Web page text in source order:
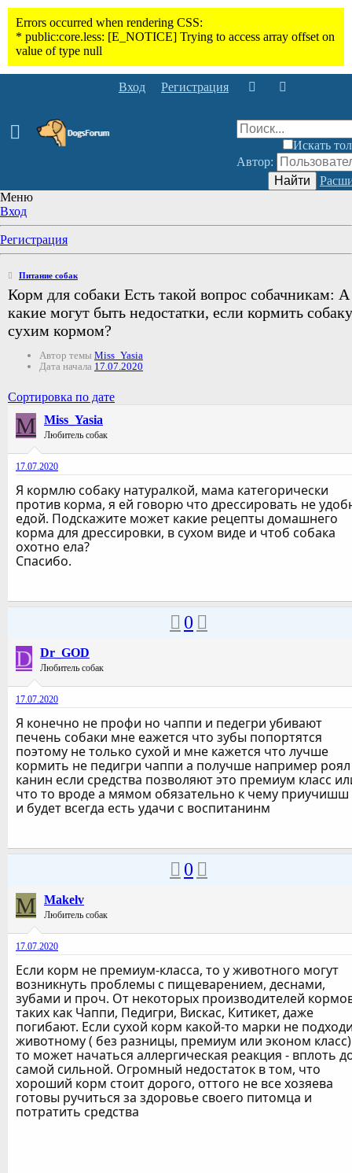
Вход Регистрация
Искать
Автор:
Найти
Меню
Вход
Регистрация
Питание собак
Корм для собаки Есть такой вопрос собачникам: А
какие могут быть недостатки, если кормить собаку
сухим кормом?
Автор темы Miss_Yasia
Дата начала 17.07.2020
Сортировка по дате
M Miss_Yasia
Любитель собак
17.07.2020
Я кормлю собаку натуралкой, мама категорически
против корма, я ей говорю что дрессировать не
едой. Подскажите может какие рецепты домашнего
корма для дрессировки, в сухом виде и чтоб собака
охотно ела?
Спасибо.
0
D Dr_GOD
Любитель собак
17.07.2020
Я конечно не профи но чаппи и педегри убивают
печень собаки мне еажется что зубы попортятся
поэтому не только сухой и мне кажется что лучше
кормить не педигри чаппи а получше например роял
канин если средства позволяют это премиум класс
что то вроде а мямом обязательно к чему приучишш
и будет всегда есть удачи с воспитанинм
0
M Makelv
Любитель собак
17.07.2020
Если корм не премиум-класса, то у животного могут
возникнуть проблемы с пищеварением, деснами,
зубами и проч. От некоторых производителей
таких как Чаппи, Педигри, Вискас, Китикет, даже
погибают. Если сухой корм какой-то марки не
животному ( без разницы, премиум или эконом
то может начаться аллергическая реакция - вплоть
самой сильной. Огромный недостаток в том, что
хороший корм стоит дорого, оттого не все хозяева
готовы ручиться за здоровье своего питомца и
потратить средства